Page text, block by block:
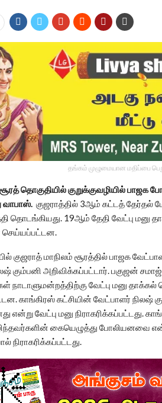
தங்கம் முழுமையான மதிப்பை
தொகுதியில் குறுக்குவழியில் பாஜக
வாபாஸ். குஜராத்தில் 3ஆம் கட்டத் தேர்தல்
தொடங்கியது. 19ஆம் தேதி வேட்பு மனு
செய்யப்பட்டன.
குஜராத் மாநிலம் சூரத்தில் பாஜக
கும்பனி அறிவிக்கப்பட்டார். பகுஜன்
நாடாளுமன்றத்திற்கு வேட்பு மனு
காங்கிரஸ் கட்சியின் வேட்பாளர் நிலஷ்
என்று வேட்பு மனு நிராகரிக்கப்பட்டது.
கையெழுத்து போலியனவை
நிராகரிக்கப்பட்டது.